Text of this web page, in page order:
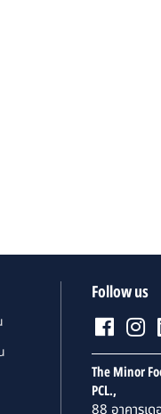
Follow us
The Minor
PCL.,